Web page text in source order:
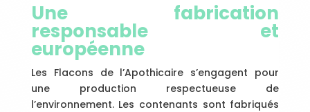
Une fabrication
responsable et
européenne
Les Flacons de l’Apothicaire s’engagent pour
une production respectueuse de
l’environnement. Les contenants sont fabriqués